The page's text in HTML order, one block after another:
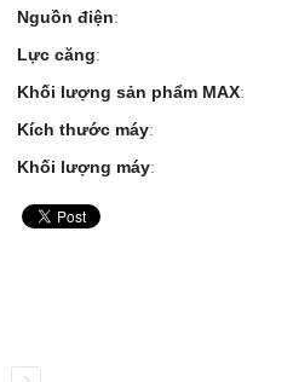
Nguồn điện:
Lực căng:
Khối lượng sản phẩm MAX:
Kích thước máy:
Khối lượng máy: